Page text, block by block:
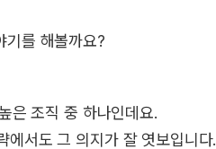
기를 해볼까요?
은 조직 중 하나인데요.
에서도 그 의지가 잘 엿보입니다.